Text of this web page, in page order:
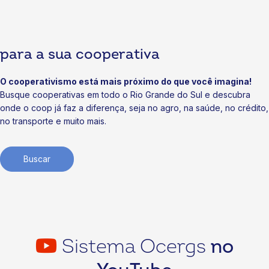
Notícias
03/07/2026
soja gaúcha
para a sua cooperativa
O cooperativismo está mais próximo do que você imagina!
Busque cooperativas em todo o Rio Grande do Sul e descubra
onde o coop já faz a diferença, seja no agro, na saúde, no crédito,
no transporte e muito mais.
Buscar
Sistema Ocergs no